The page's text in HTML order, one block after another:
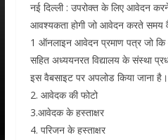
नई दिल्ली : उपरोक्त के लिए आवेदन
आवश्यकता होगी जो आवेदन करते समय
1 ऑनलाइन आवेदन प्रमाण पत्र जो कि
सहित अध्ययनरत विद्यालय के संस्था
इस वैबसाइट पर अपलोड किया जाना है।
2. आवेदक की फोटो
3.आवेदक के हस्ताक्षर
4. परिजन के हस्ताक्षर